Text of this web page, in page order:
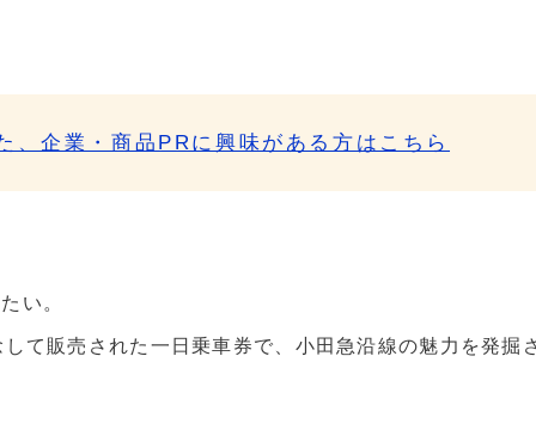
、企業・商品PRに興味がある方はこちら
い。
て販売された一日乗車券で、小田急沿線の魅力を発掘